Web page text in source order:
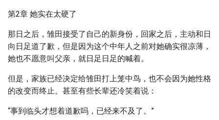
第2章 她实在太硬了
那日之后，雏田接受了自己的新身份，回家之后，主动和日
向日足道了歉，但是因为这个中年人之前对她确实很凉薄，
她也不愿意叫父亲，就日足日足的喊着。
但是，家族已经决定给雏田打上笼中鸟，也不会因为她性格
的改变而终止。甚至有些长辈还冷笑着说：
“事到临头才想着道歉吗，已经来不及了。”